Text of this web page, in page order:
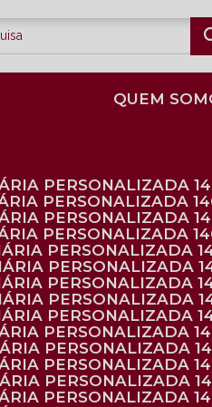
QUEM
PERSONALIZADA
PERSONALIZADA
PERSONALIZADA
PERSONALIZADA
PERSONALIZADA
PERSONALIZADA
PERSONALIZADA
PERSONALIZADA
PERSONALIZADA
PERSONALIZADA
PERSONALIZADA
PERSONALIZADA
PERSONALIZADA
PERSONALIZADA